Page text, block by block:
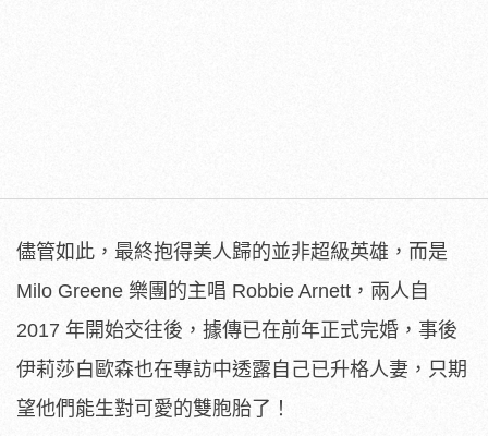
儘管如此，最終抱得美人歸的並非超級英雄，而是
Milo Greene 樂團的主唱 Robbie Arnett，兩人自
2017 年開始交往後，據傳已在前年正式完婚，事後
伊莉莎白歐森也在專訪中透露自己已升格人妻，只期
望他們能生對可愛的雙胞胎了！